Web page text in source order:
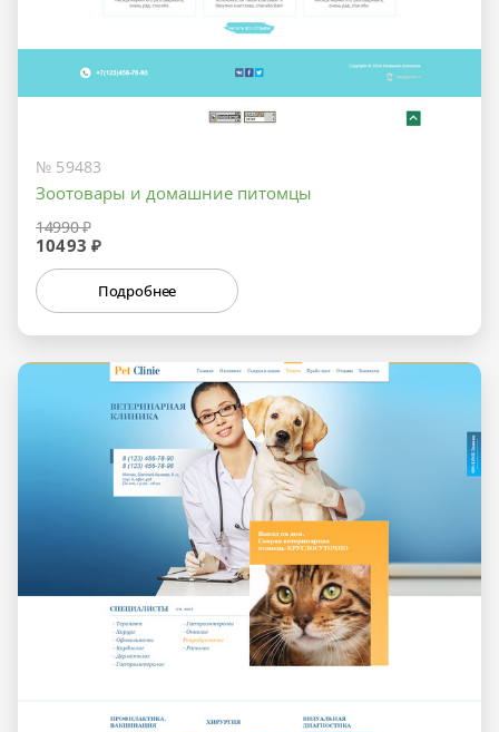
№ 59483
Зоотовары и домашние питомцы
14990 ₽
10493 ₽
Подробнее